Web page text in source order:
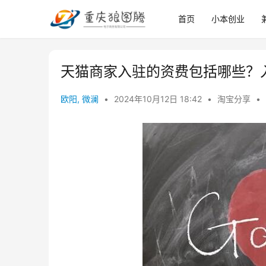
首页 小本创业
天猫商家入驻的资费包括哪些
欧阳, 微澜 • 2024年10月12日 18:42 • 淘宝分享 •